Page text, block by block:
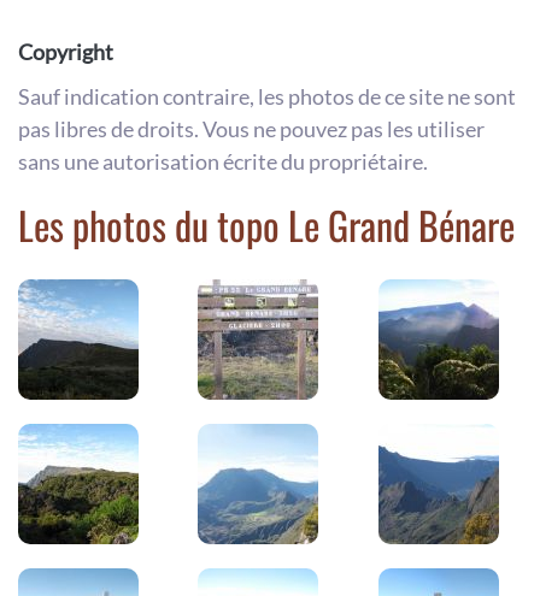
Copyright
Sauf indication contraire, les photos de ce site ne sont
pas libres de droits. Vous ne pouvez pas les utiliser
sans une autorisation écrite du propriétaire.
Les photos du topo Le Grand Bénare